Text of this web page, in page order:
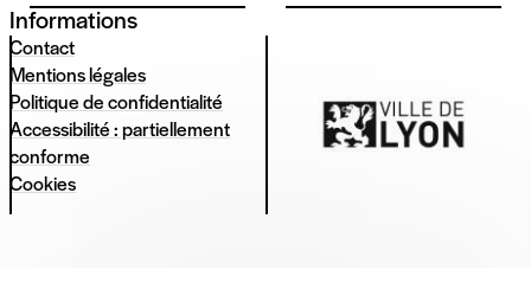
Informations
Contact
Mentions légales
Politique de confidentialité
Accessibilité : partiellement
conforme
Cookies